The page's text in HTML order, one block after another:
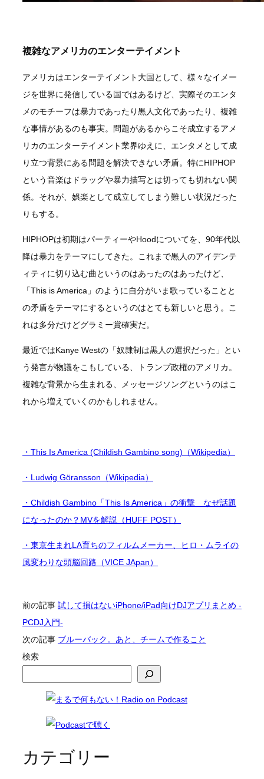
複雑なアメリカのエンターテイメント
アメリカはエンターテイメント大国として、様々なイメー
ジを世界に発信している国ではあるけど、実際そのエンタ
メのモチーフは暴力であったり黒人文化であったり、複雑
な事情があるのも事実。問題があるからこそ成立するアメ
リカのエンターテイメント業界ゆえに、エンタメとして成
り立つ背景にある問題を解決できない矛盾。特にHIPHOP
という音楽はドラッグや暴力描写とは切っても切れない関
係。それが、娯楽として成立してしまう難しい状況だった
りもする。
HIPHOPは初期はパーティーやHoodについてを、90年代以
降は暴力をテーマにしてきた。これまで黒人のアイデンテ
ィティに切り込む曲というのはあったのはあったけど、
「This is America」のように自分がいま歌っていることと
の矛盾をテーマにするというのはとても新しいと思う。こ
れは多分だけどグラミー賞確実だ。
最近ではKanye Westの「奴隷制は黒人の選択だった」とい
う発言が物議をこもしている、トランプ政権のアメリカ。
複雑な背景から生まれる、メッセージソングというのはこ
れから増えていくのかもしれません。
・This Is America (Childish Gambino song)（Wikipedia）
・Ludwig Göransson（Wikipedia）
・Childish Gambino「This Is America」の衝撃 なぜ話題
になったのか？MVを解説（HUFF POST）
・東京生まれLA育ちのフィルムメーカー、ヒロ・ムライの
風変わりな頭脳回路（VICE JApan）
前の記事 試して損はないiPhone/iPad向けDJアプリまとめ -
PCDJ入門-
次の記事 ブルーバック。あと、チームで作ること
検索
カテゴリー